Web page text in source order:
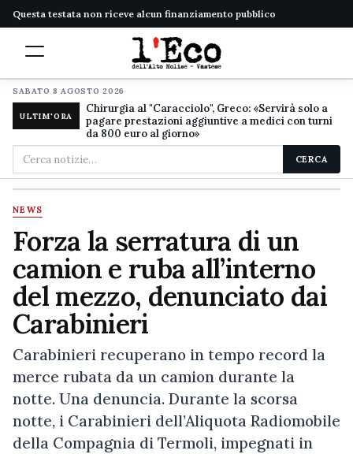
Questa testata non riceve alcun finanziamento pubblico
SABATO 8 AGOSTO 2026
ULTIM'ORA
Chirurgia al "Caracciolo", Greco: «Servirà solo a
pagare prestazioni aggiuntive a medici con turni
da 800 euro al giorno»
Cerca
nel
sito
CERCA
NEWS
Forza la serratura di un
camion e ruba all’interno
del mezzo, denunciato dai
Carabinieri
Carabinieri recuperano in tempo record la
merce rubata da un camion durante la
notte. Una denuncia. Durante la scorsa
notte, i Carabinieri dell’Aliquota Radiomobile
della Compagnia di Termoli, impegnati in